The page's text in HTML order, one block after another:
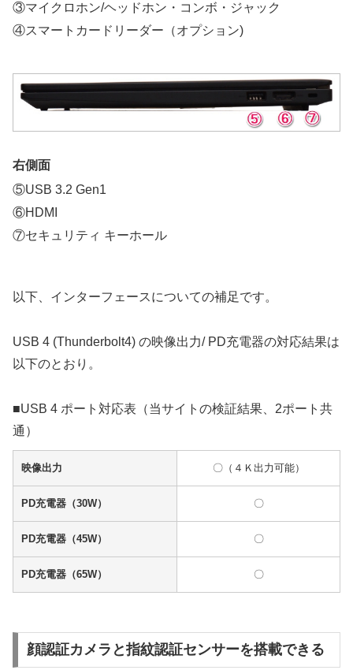
③マイクロホン/ヘッドホン・コンボ・ジャック
④スマートカードリーダー（オプション)
右側面
⑤USB 3.2 Gen1
⑥HDMI
⑦セキュリティ キーホール
以下、インターフェースについての補足です。
USB 4 (Thunderbolt4) の映像出力/ PD充電器の対応結果は
以下のとおり。
■USB 4 ポート対応表（当サイトの検証結果、2ポート共
通）
映像出力 〇（４Ｋ出力可能）
PD充電器（30W） 〇
PD充電器（45W） 〇
PD充電器（65W） 〇
顔認証カメラと指紋認証センサーを搭載できる